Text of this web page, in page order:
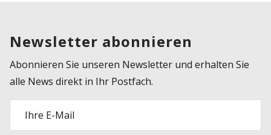
Newsletter abonnieren
Abonnieren Sie unseren Newsletter und erhalten Sie
alle News direkt in Ihr Postfach.
Ihre E-Mail